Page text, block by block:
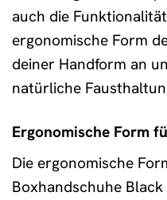
auch die
ergonomische Form
deiner Handform an
natürliche
Ergonomische Form
Die ergonomische
Boxhandschuhe